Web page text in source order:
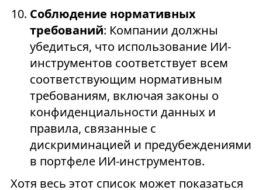
Соблюдение нормативных
требований: Компании должны
убедиться, что использование ИИ-
инструментов соответствует всем
соответствующим нормативным
требованиям, включая законы о
конфиденциальности данных и
правила, связанные с
дискриминацией и предубеждениями
в портфеле ИИ-инструментов.
Хотя весь этот список может показаться